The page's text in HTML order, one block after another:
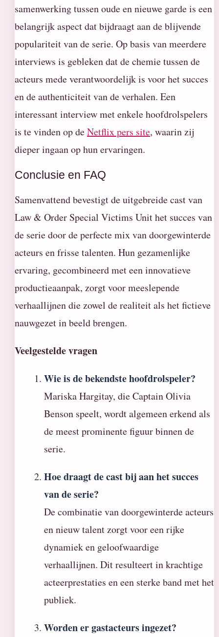
samenwerking tussen oude en nieuwe garde is een
belangrijk aspect dat bijdraagt aan de blijvende
populariteit van de serie. Op basis van meerdere
interviews is gebleken dat de chemie tussen de
acteurs mede verantwoordelijk is voor het succes
en de authenticiteit van de verhalen. Een
interessant interview met enkele hoofdrolspelers
is te vinden op deNetflix pers site, waarin zij
dieper ingaan op hun ervaringen.
Conclusie en FAQ
Samenvattend bevestigt de uitgebreide cast van
Law & Order Special Victims Unit het succes van
de serie door de perfecte mix van doorgewinterde
acteurs en frisse talenten. Hun gezamenlijke
ervaring, gecombineerd met een innovatieve
productieaanpak, zorgt voor meeslepende
verhaallijnen die zowel de realiteit als het fictieve
nauwgezet in beeld brengen.
Veelgestelde vragen
Wie is de bekendste hoofdrolspeler?
Mariska Hargitay, die Captain Olivia
Benson speelt, wordt algemeen erkend als
de meest prominente figuur binnen de
serie.
Hoe draagt de cast bij aan het succes
van de serie?
De combinatie van doorgewinterde acteurs
en nieuw talent zorgt voor een rijke
dynamiek en geloofwaardige
verhaallijnen. Dit resulteert in krachtige
acteerprestaties en een sterke band met het
publiek.
Worden er gastacteurs ingezet?